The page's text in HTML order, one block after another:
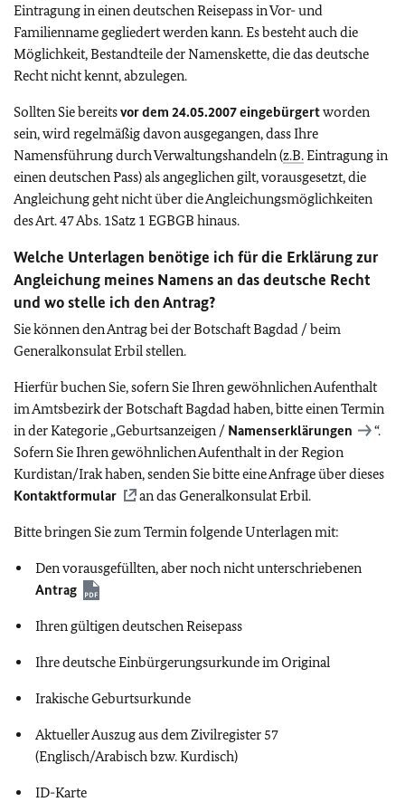
Eintragung in einen deutschen Reisepass in Vor- und
Familienname gegliedert werden kann. Es besteht auch die
Möglichkeit, Bestandteile der Namenskette, die das deutsche
Recht nicht kennt, abzulegen.
Sollten Sie bereitsvor dem 24.05.2007 eingebürgertworden
sein, wird regelmäßig davon ausgegangen, dass Ihre
Namensführung durch Verwaltungshandeln (z.B.Eintragung in
einen deutschen Pass) als angeglichen gilt, vorausgesetzt, die
Angleichung geht nicht über die Angleichungsmöglichkeiten
des Art. 47 Abs. 1Satz 1 EGBGB hinaus.
Welche Unterlagen benötige ich für die Erklärung zur
Angleichung meines Namens an das deutsche Recht
und wo stelle ich den Antrag?
Sie können den Antrag bei der Botschaft Bagdad / beim
Generalkonsulat Erbil stellen.
Hierfür buchen Sie, sofern Sie Ihren gewöhnlichen Aufenthalt
im Amtsbezirk der Botschaft Bagdad haben, bitte einen Termin
in der Kategorie „Geburtsanzeigen / Namenserklärungen
“.
Sofern Sie Ihren gewöhnlichen Aufenthalt in der Region
Kurdistan/Irak haben, senden Sie bitte eine Anfrage über dieses
Kontaktformular
an das Generalkonsulat Erbil.
Bitte bringen Sie zum Termin folgende Unterlagen mit:
Den vorausgefüllten, aber noch nicht unterschriebenen
Antrag
Ihren gültigen deutschen Reisepass
Ihre deutsche Einbürgerungsurkunde im Original
Irakische Geburtsurkunde
Aktueller Auszug aus dem Zivilregister 57
(Englisch/Arabisch bzw. Kurdisch)
ID-Karte